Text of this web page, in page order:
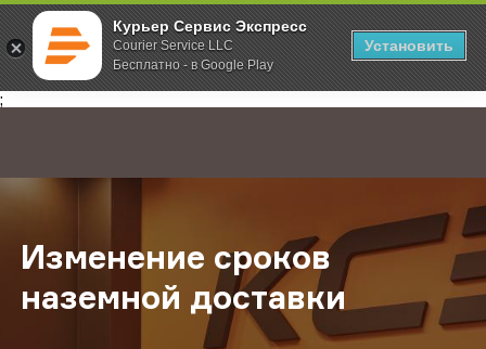
Курьер Сервис Экспресс
Courier Service LLC
Бесплатно - в Google Play
Установить
;
Главная О компании Новости Изменение сроков наземной
Изменение сроков
наземной доставки